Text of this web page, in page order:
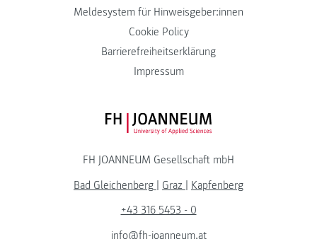
Meldesystem für Hinweisgeber:innen
Cookie Policy
Barrierefreiheitserklärung
Impressum
FH JOANNEUM Logo
FH JOANNEUM Gesellschaft mbH
Bad Gleichenberg | Graz | Kapfenberg
+43 316 5453 - 0
info@fh-joanneum.at